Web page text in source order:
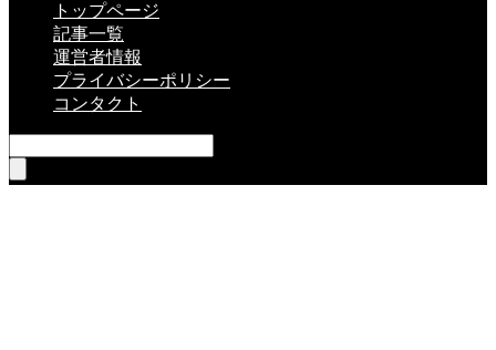
トップページ
記事一覧
運営者情報
プライバシーポリシー
コンタクト